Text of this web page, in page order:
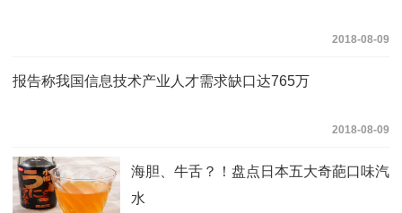
2018-08-09
报告称我国信息技术产业人才需求缺口达765万
2018-08-09
海胆、牛舌？！盘点日本五大奇葩口味汽
水